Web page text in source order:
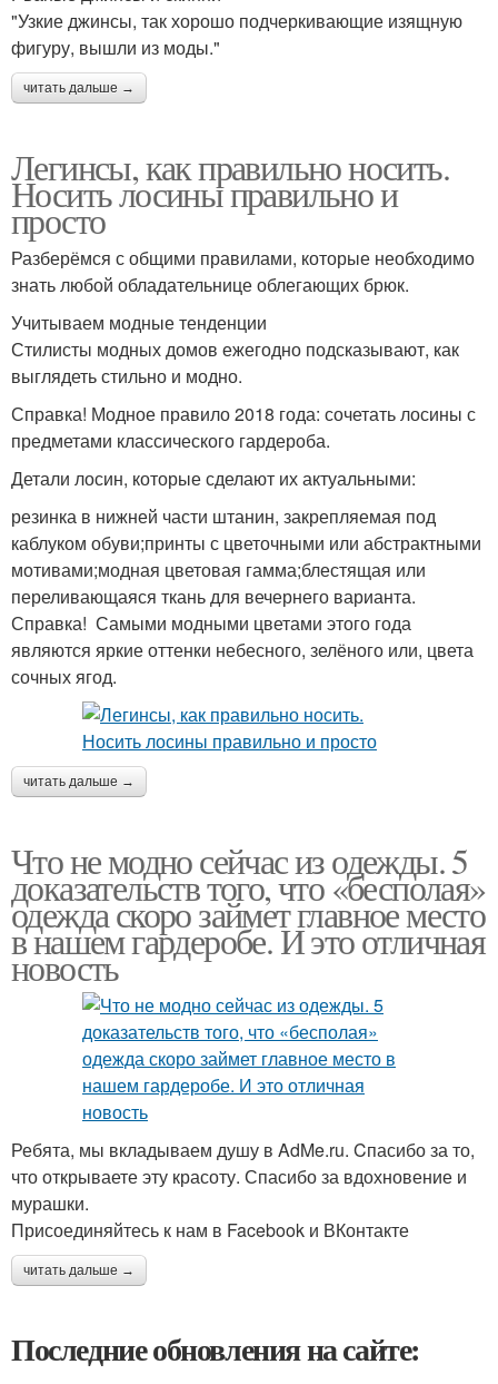
"Узкие джинсы, так хорошо подчеркивающие изящную
фигуру, вышли из моды."
читать дальше →
Легинсы, как правильно носить.
Носить лосины правильно и
просто
Разберёмся с общими правилами, которые необходимо
знать любой обладательнице облегающих брюк.
Учитываем модные тенденции
Стилисты модных домов ежегодно подсказывают, как
выглядеть стильно и модно.
Справка! Модное правило 2018 года: сочетать лосины с
предметами классического гардероба.
Детали лосин, которые сделают их актуальными:
резинка в нижней части штанин, закрепляемая под
каблуком обуви;принты с цветочными или абстрактными
мотивами;модная цветовая гамма;блестящая или
переливающаяся ткань для вечернего варианта.
Справка! Самыми модными цветами этого года
являются яркие оттенки небесного, зелёного или, цвета
сочных ягод.
читать дальше →
Что не модно сейчас из одежды. 5
доказательств того, что «бесполая»
одежда скоро займет главное место
в нашем гардеробе. И это отличная
новость
Ребята, мы вкладываем душу в AdMe.ru. Cпасибо за то,
что открываете эту красоту. Спасибо за вдохновение и
мурашки.
Присоединяйтесь к нам в Facebook и ВКонтакте
читать дальше →
Последние обновления на сайте: